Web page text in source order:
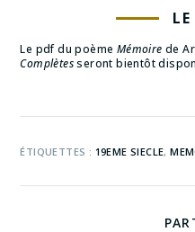
Le pdf du poème Mémoire de
Complètesseront bientôt
ÉTIQUETTES : 19EME SIECLE,